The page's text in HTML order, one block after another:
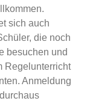
sich auch
die noch
besuchen und
Regelunterricht
Anmeldung